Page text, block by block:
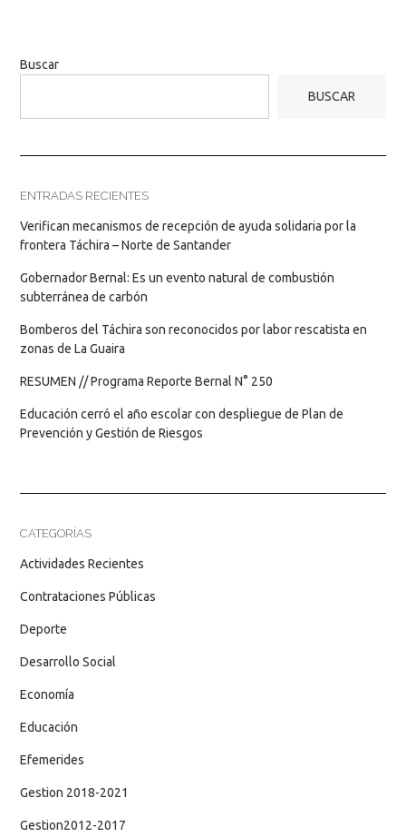
Buscar
BUSCAR
ENTRADAS RECIENTES
Verifican mecanismos de recepción de ayuda solidaria por la
frontera Táchira – Norte de Santander
Gobernador Bernal: Es un evento natural de combustión
subterránea de carbón
Bomberos del Táchira son reconocidos por labor rescatista en
zonas de La Guaira
RESUMEN // Programa Reporte Bernal N° 250
Educación cerró el año escolar con despliegue de Plan de
Prevención y Gestión de Riesgos
CATEGORÍAS
Actividades Recientes
Contrataciones Públicas
Deporte
Desarrollo Social
Economía
Educación
Efemerides
Gestion 2018-2021
Gestion2012-2017